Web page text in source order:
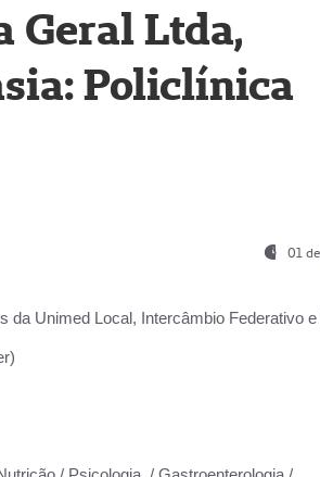
Geral Ltda,
Policlínica
01
da Unimed Local, Intercâmbio Federativo